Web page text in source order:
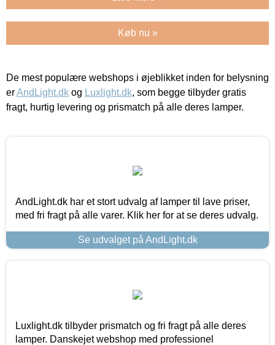
Køb nu »
De mest populære webshops i øjeblikket inden for belysning
erAndLight.dk og Luxlight.dk, som begge tilbyder gratis
fragt, hurtig levering og prismatch på alle deres lamper.
AndLight.dk har et stort udvalg af lamper til lave priser,
med fri fragt på alle varer. Klik her for at se deres udvalg.
Se udvalget på AndLight.dk
Luxlight.dk tilbyder prismatch og fri fragt på alle deres
lamper. Danskejet webshop med professionel